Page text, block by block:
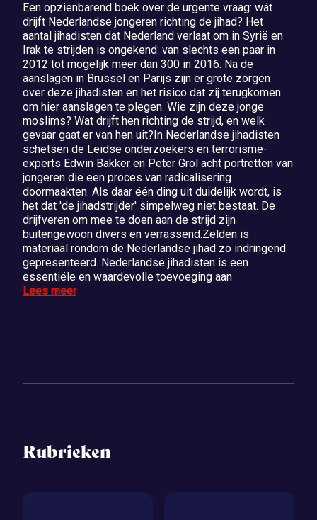
Een opzienbarend boek over de urgente vraag: wát
drijft Nederlandse jongeren richting de jihad? Het
aantal jihadisten dat Nederland verlaat om in Syrië en
Irak te strijden is ongekend: van slechts een paar in
2012 tot mogelijk meer dan 300 in 2016. Na de
aanslagen in Brussel en Parijs zijn er grote zorgen
over deze jihadisten en het risico dat zij terugkomen
om hier aanslagen te plegen. Wie zijn deze jonge
moslims? Wat drijft hen richting de strijd, en welk
gevaar gaat er van hen uit?In Nederlandse jihadisten
schetsen de Leidse onderzoekers en terrorisme-
experts Edwin Bakker en Peter Grol acht portretten van
jongeren die een proces van radicalisering
doormaakten. Als daar één ding uit duidelijk wordt, is
het dat 'de jihadstrijder' simpelweg niet bestaat. De
drijfveren om mee te doen aan de strijd zijn
buitengewoon divers en verrassend.Zelden is
materiaal rondom de Nederlandse jihad zo indringend
gepresenteerd. Nederlandse jihadisten is een
essentiële en waardevolle toevoeging aan
Lees meer
Rubrieken